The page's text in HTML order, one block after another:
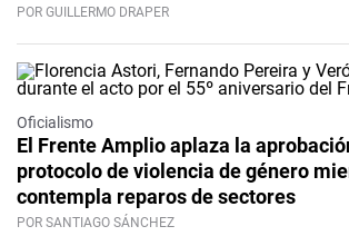
POR GUILLERMO DRAPER
Oficialismo
El Frente Amplio aplaza la
protocolo de violencia de género
contempla reparos de sectores
POR SANTIAGO SÁNCHEZ